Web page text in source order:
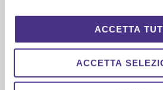
ACCETTA
ACCETTA
(+39) 0731 8191
info@pastasanvicino.it
P.IVA/VAT: 02531130421